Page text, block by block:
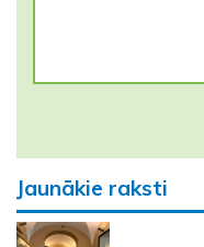
Jaunākie raksti